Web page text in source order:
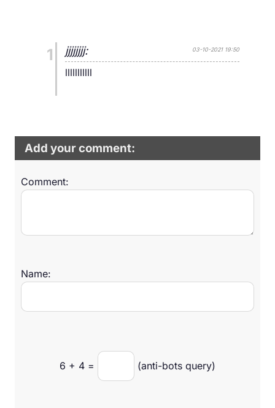
1 jjjjjjjj: 03-10-2021 19:50
lllllllllll
Add your comment:
Comment:
Name:
6 + 4 = (anti-bots query)